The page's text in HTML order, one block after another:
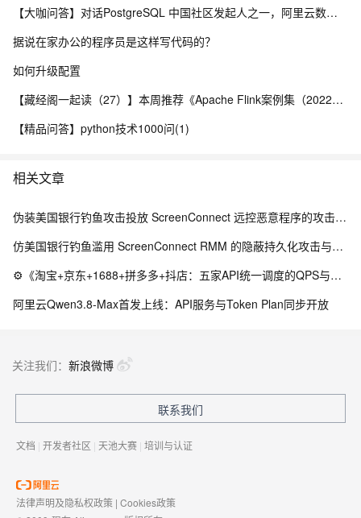
【大咖问答】对话PostgreSQL 中国社区发起人之一，阿里云数据库高级专家 德哥
据说在家办公的程序员是这样写代码的？
如何升级配置
【藏经阁一起读（27）】本周推荐《Apache Flink案例集（2022版）》，你有哪些心得？
【精品问答】python技术1000问(1)
相关文章
伪装美国银行钓鱼攻击投放 ScreenConnect 远控恶意程序的攻击链路与防御研究
仿美国银行钓鱼滥用 ScreenConnect RMM 的隐蔽持久化攻击与防御体系研究
⚙️《淘宝+京东+1688+拼多多+抖店：五家API统一调度的QPS与配额守卫》（附Python源码）
阿里云Qwen3.8-Max首发上线：API服务与Token Plan同步开放
关注我们： 新浪微博
联系我们
文档 | 开发者社区 | 天池大赛 | 培训与认证
法律声明及隐私权政策 | Cookies政策